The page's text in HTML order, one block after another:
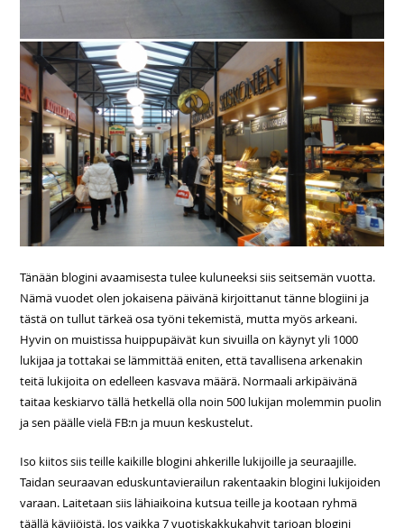
Tänään blogini avaamisesta tulee kuluneeksi siis seitsemän vuotta.
Nämä vuodet olen jokaisena päivänä kirjoittanut tänne blogiini ja
tästä on tullut tärkeä osa työni tekemistä, mutta myös arkeani.
Hyvin on muistissa huippupäivät kun sivuilla on käynyt yli 1000
lukijaa ja tottakai se lämmittää eniten, että tavallisena arkenakin
teitä lukijoita on edelleen kasvava määrä. Normaali arkipäivänä
taitaa keskiarvo tällä hetkellä olla noin 500 lukijan molemmin puolin
ja sen päälle vielä FB:n ja muun keskustelut.
Iso kiitos siis teille kaikille blogini ahkerille lukijoille ja seuraajille.
Taidan seuraavan eduskuntavierailun rakentaakin blogini lukijoiden
varaan. Laitetaan siis lähiaikoina kutsua teille ja kootaan ryhmä
täällä kävijöistä. Jos vaikka 7 vuotiskakkukahvit tarjoan blogini